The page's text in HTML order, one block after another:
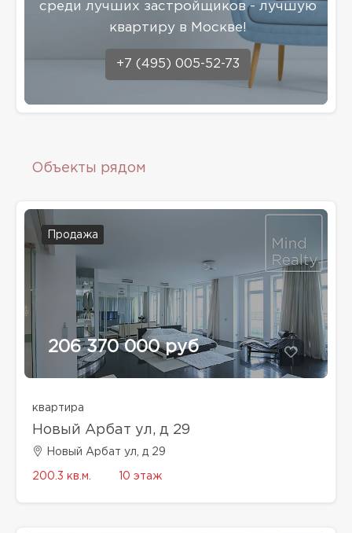
среди лучших застройщиков - лучшую
квартиру в Москве!
+7 (495) 005-52-73
Объекты рядом
Продажа
206 370 000 руб
квартира
Новый Арбат ул, д 29
Новый Арбат ул, д 29
200.3 кв.м. 10 этаж